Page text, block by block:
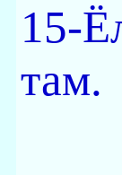
15-
там.